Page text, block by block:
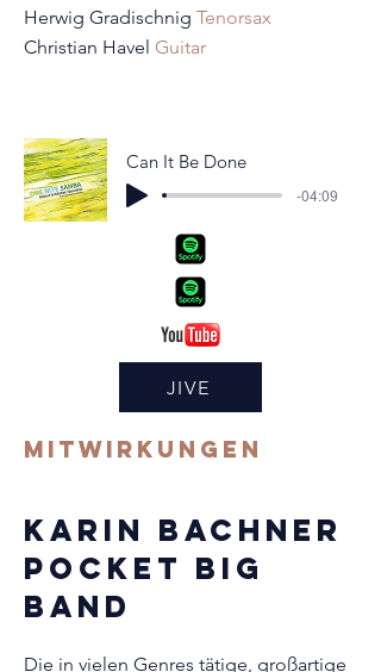
Herwig Gradischnig Tenorsax
Christian Havel Guitar
Can It Be Done
-04:09
JIVE
MITWIRKUNGEN
Karin Bachner
Pocket Big
Band
Die in vielen Genres tätige, großartige